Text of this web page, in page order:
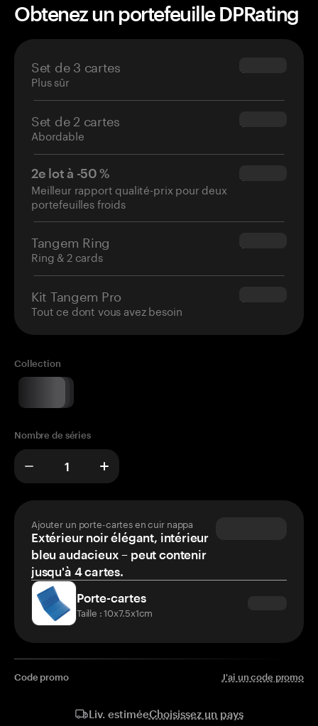
Obtenez un portefeuille DPRating
Set de 3 cartes
Plus sûr
$69.90
Set de 2 cartes
Abordable
$54.90
2e lot à -50 %
Meilleur rapport qualité-prix pour deux
portefeuilles froids
$34.95
Tangem Ring
Ring & 2 cards
$160.00
Kit Tangem Pro
Tout ce dont vous avez besoin
$180.00
Collection
Nombre de séries
Ajouter un porte-cartes en cuir nappa
Extérieur noir élégant, intérieur
bleu audacieux – peut contenir
jusqu'à 4 cartes.
Porte-cartes
Taille : 10x7.5x1cm
Code promo J'ai un code promo
Liv. estiméeChoisissez un pays